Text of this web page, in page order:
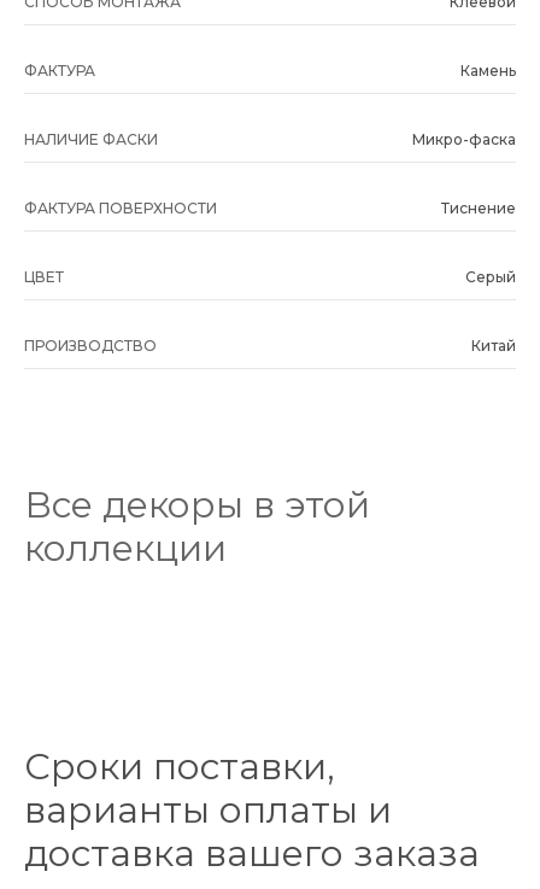
ФАКТУРА Камень
НАЛИЧИЕ ФАСКИ Микро-фаска
ФАКТУРА ПОВЕРХНОСТИ Тиснение
ЦВЕТ Серый
ПРОИЗВОДСТВО Китай
Все декоры в этой
коллекции
Сроки поставки,
варианты оплаты и
доставка вашего заказа